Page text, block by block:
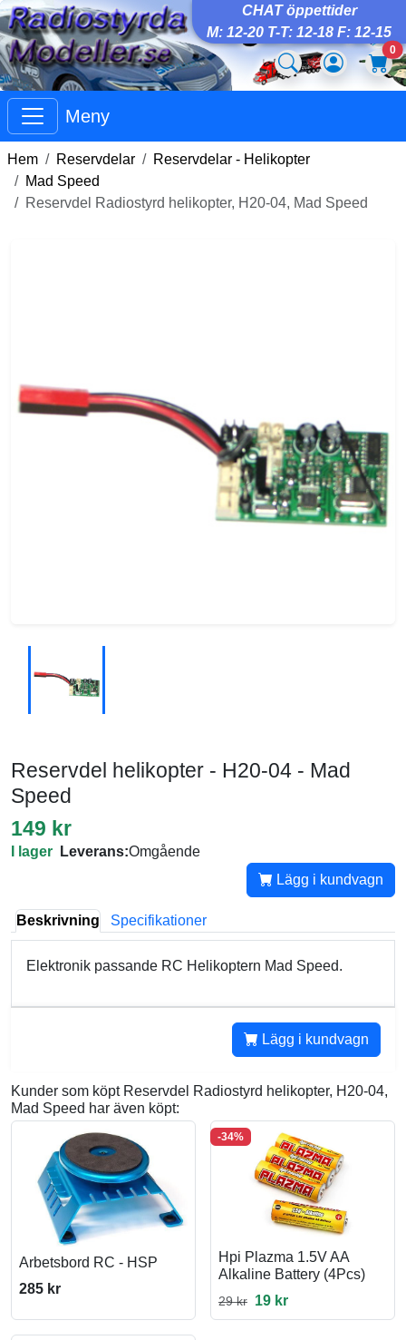
CHAT öppettider
M: 12-20 T-T: 12-18 F: 12-15
0
Meny
Hem Reservdelar
Reservdelar - Helikopter
Mad Speed
Reservdel Radiostyrd helikopter, H20-04, Mad Speed
Reservdel helikopter - H20-04 - Mad
Speed
149 kr
I lager Leverans:Omgående
Lägg i kundvagn
Beskrivning Specifikationer
Elektronik passande RC Helikoptern Mad Speed.
Lägg i kundvagn
Kunder som köpt Reservdel Radiostyrd helikopter, H20-04,
Mad Speed har även köpt:
Arbetsbord RC - HSP
285 kr
-34%
Hpi Plazma 1.5V AA
Alkaline Battery (4Pcs)
29 kr 19 kr